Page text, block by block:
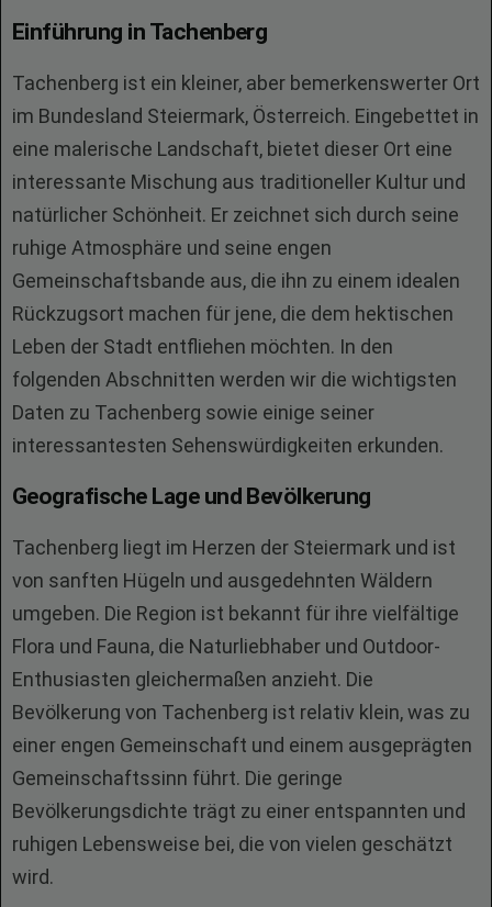
Einführung in Tachenberg
Tachenberg ist ein kleiner, aber bemerkenswerter Ort
im Bundesland Steiermark, Österreich. Eingebettet in
eine malerische Landschaft, bietet dieser Ort eine
interessante Mischung aus traditioneller Kultur und
natürlicher Schönheit. Er zeichnet sich durch seine
ruhige Atmosphäre und seine engen
Gemeinschaftsbande aus, die ihn zu einem idealen
Rückzugsort machen für jene, die dem hektischen
Leben der Stadt entfliehen möchten. In den
folgenden Abschnitten werden wir die wichtigsten
Daten zu Tachenberg sowie einige seiner
interessantesten Sehenswürdigkeiten erkunden.
Geografische Lage und Bevölkerung
Tachenberg liegt im Herzen der Steiermark und ist
von sanften Hügeln und ausgedehnten Wäldern
umgeben. Die Region ist bekannt für ihre vielfältige
Flora und Fauna, die Naturliebhaber und Outdoor-
Enthusiasten gleichermaßen anzieht. Die
Bevölkerung von Tachenberg ist relativ klein, was zu
einer engen Gemeinschaft und einem ausgeprägten
Gemeinschaftssinn führt. Die geringe
Bevölkerungsdichte trägt zu einer entspannten und
ruhigen Lebensweise bei, die von vielen geschätzt
wird.